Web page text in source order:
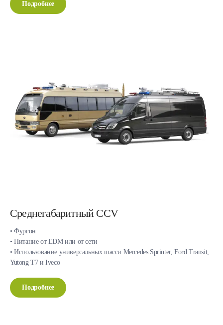
Подробнее
Среднегабаритный CCV
• Фургон
• Питание от EDM или от сети
• Использование универсальных шасси Mercedes Sprinter, Ford Transit,
Yutong T7 и Iveco
Подробнее